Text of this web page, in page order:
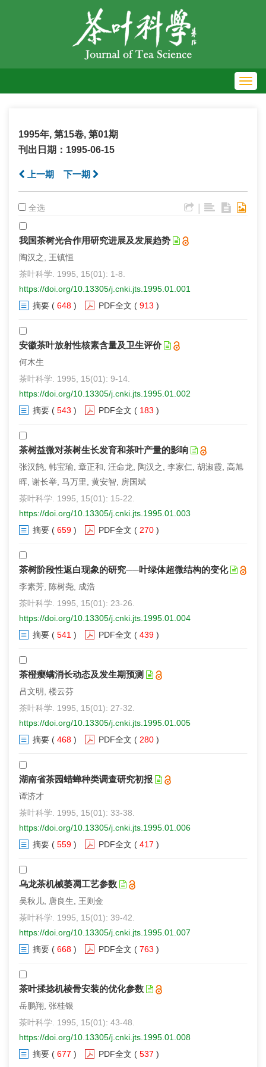
1995年, 第15卷, 第01期
刊出日期：1995-06-15
上一期 下一期
全选 |
我国茶树光合作用研究进展及发展趋势
陶汉之, 王镇恒
茶叶科学. 1995, 15(01): 1-8.
https://doi.org/10.13305/j.cnki.jts.1995.01.001
摘要 ( 648 ) PDF全文 ( 913 )
安徽茶叶放射性核素含量及卫生评价
何木生
茶叶科学. 1995, 15(01): 9-14.
https://doi.org/10.13305/j.cnki.jts.1995.01.002
摘要 ( 543 ) PDF全文 ( 183 )
茶树益微对茶树生长发育和茶叶产量的影响
张汉鹄, 韩宝瑜, 章正和, 汪命龙, 陶汉之, 李家仁, 胡淑霞, 高旭
晖, 谢长举, 马万里, 黄安智, 房国斌
茶叶科学. 1995, 15(01): 15-22.
https://doi.org/10.13305/j.cnki.jts.1995.01.003
摘要 ( 659 ) PDF全文 ( 270 )
茶树阶段性返白现象的研究──叶绿体超微结构的变化
李素芳, 陈树尧, 成浩
茶叶科学. 1995, 15(01): 23-26.
https://doi.org/10.13305/j.cnki.jts.1995.01.004
摘要 ( 541 ) PDF全文 ( 439 )
茶橙瘿螨消长动态及发生期预测
吕文明, 楼云芬
茶叶科学. 1995, 15(01): 27-32.
https://doi.org/10.13305/j.cnki.jts.1995.01.005
摘要 ( 468 ) PDF全文 ( 280 )
湖南省茶园蜡蝉种类调查研究初报
谭济才
茶叶科学. 1995, 15(01): 33-38.
https://doi.org/10.13305/j.cnki.jts.1995.01.006
摘要 ( 559 ) PDF全文 ( 417 )
乌龙茶机械萎凋工艺参数
吴秋儿, 唐良生, 王则金
茶叶科学. 1995, 15(01): 39-42.
https://doi.org/10.13305/j.cnki.jts.1995.01.007
摘要 ( 668 ) PDF全文 ( 763 )
茶叶揉捻机棱骨安装的优化参数
岳鹏翔, 张桂银
茶叶科学. 1995, 15(01): 43-48.
https://doi.org/10.13305/j.cnki.jts.1995.01.008
摘要 ( 677 ) PDF全文 ( 537 )